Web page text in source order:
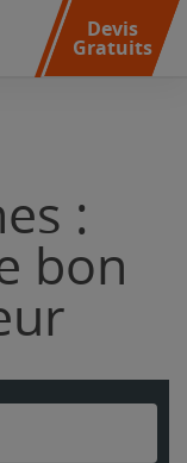
Devis
Gratuits
:
bon